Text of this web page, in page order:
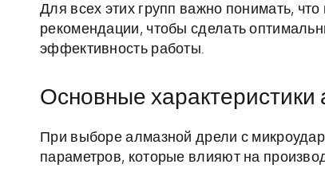
Для всех этих групп важно понимать,
рекомендации, чтобы сделать
эффективность работы.
Основные
При выборе алмазной дрели с
параметров, которые влияют на